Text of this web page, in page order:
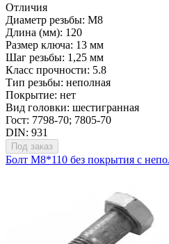
Отличия
Диаметр резьбы: М8
Длина (мм): 120
Размер ключа: 13 мм
Шаг резьбы: 1,25 мм
Класс прочности: 5.8
Тип резьбы: неполная
Покрытие: нет
Вид головки: шестигранная
Гост: 7798-70; 7805-70
DIN: 931
Под заказ
Болт М8*110 без покрытия с